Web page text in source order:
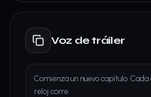
Voz de tráiler
Comienza un nuevo capítulo. Cada
reloj corre.